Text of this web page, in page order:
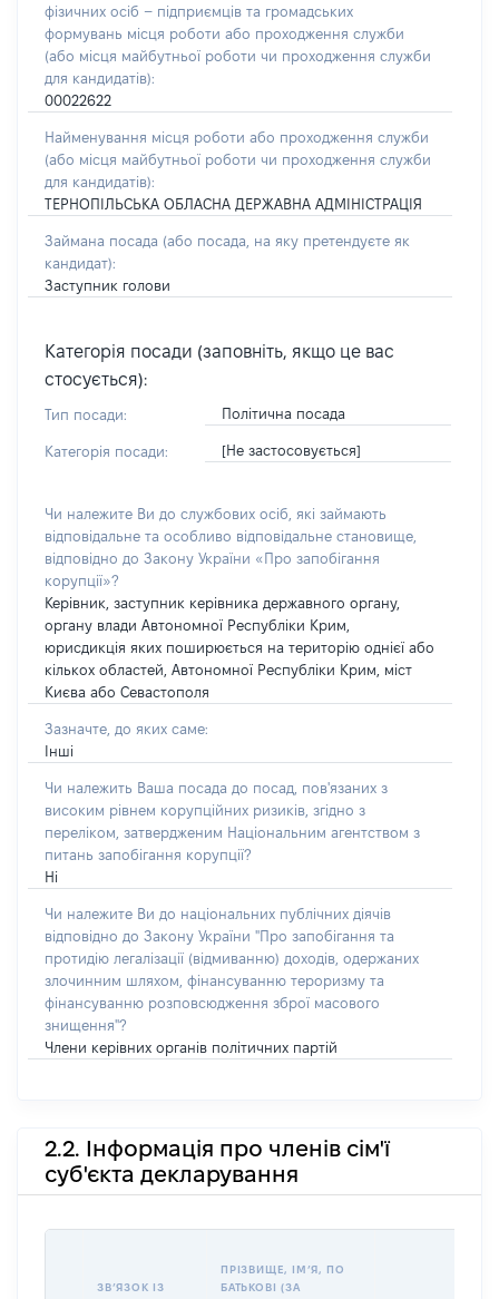
фізичних осіб – підприємців та громадських
формувань місця роботи або проходження служби
(або місця майбутньої роботи чи проходження служби
для кандидатів):
00022622
Найменування місця роботи або проходження служби
(або місця майбутньої роботи чи проходження служби
для кандидатів):
ТЕРНОПІЛЬСЬКА ОБЛАСНА ДЕРЖАВНА АДМІНІСТРАЦІЯ
Займана посада (або посада, на яку претендуєте як
кандидат):
Заступник голови
Категорія посади (заповніть, якщо це вас
стосується):
Тип посади: Політична посада
Категорія посади: [Не застосовується]
Чи належите Ви до службових осіб, які займають
відповідальне та особливо відповідальне становище,
відповідно до Закону України «Про запобігання
корупції»?
Керівник, заступник керівника державного органу,
органу влади Автономної Республіки Крим,
юрисдикція яких поширюється на територію однієї або
кількох областей, Автономної Республіки Крим, міст
Києва або Севастополя
Зазначте, до яких саме:
Інші
Чи належить Ваша посада до посад, пов'язаних з
високим рівнем корупційних ризиків, згідно з
переліком, затвердженим Національним агентством з
питань запобігання корупції?
Ні
Чи належите Ви до національних публічних діячів
відповідно до Закону України "Про запобігання та
протидію легалізації (відмиванню) доходів, одержаних
злочинним шляхом, фінансуванню тероризму та
фінансуванню розповсюдження зброї масового
знищення"?
Члени керівних органів політичних партій
2.2. Інформація про членів сім'ї
суб'єкта декларування
ЗВʼЯЗОК ІЗ
ПРІЗВИЩЕ, ІМʼЯ, ПО
БАТЬКОВІ (ЗА